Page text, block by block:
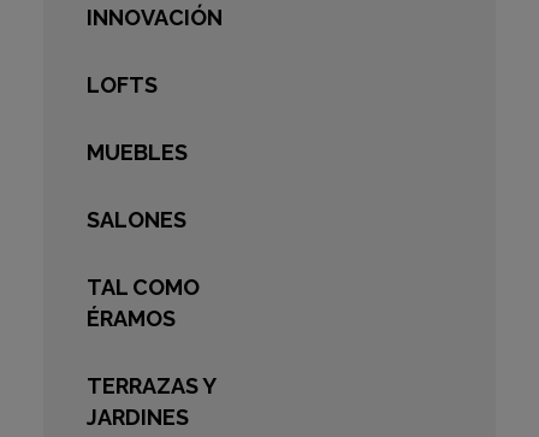
INNOVACIÓN
LOFTS
MUEBLES
SALONES
TAL COMO
ÉRAMOS
TERRAZAS Y
JARDINES